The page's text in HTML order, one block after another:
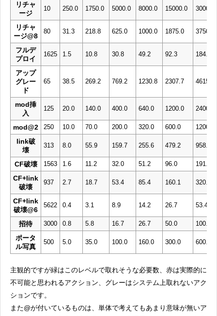
リチャ
ージ
10 250.0 1750.0 5000.0 8000.0 15000.0
リチャ
ージ@8
80 31.3 218.8 625.0 1000.0 1875.0 3750.0
フルデ
プロイ
1625 1.5 10.8 30.8 49.2 92.3 184.6
アップ
グレー
ド
65 38.5 269.2 769.2 1230.8 2307.7 4615.4
mod挿
入
125 20.0 140.0 400.0 640.0 1200.0 2400.0
mod@2 250 10.0 70.0 200.0 320.0 600.0 1200.0
link破
壊
313 8.0 55.9 159.7 255.6 479.2 958.5
CF破壊 1563 1.6 11.2 32.0 51.2 96.0 191.9
CF+link
破壊
937 2.7 18.7 53.4 85.4 160.1 320.2
CF+link
破壊@6
5622 0.4 3.1 8.9 14.2 26.7 53.4
招待 3000 0.8 5.8 16.7 26.7 50.0 100.0
ポータ
ル写真
500 5.0 35.0 100.0 160.0 300.0 600.0
主観的ですが緑はこのレベルで取れそうな必要数、赤は実際的に
不可能と思われるアクション、グレーはシステム上取れないアク
ションです。
また@が付いているものは、単体で考えてもあまり意味が無いア